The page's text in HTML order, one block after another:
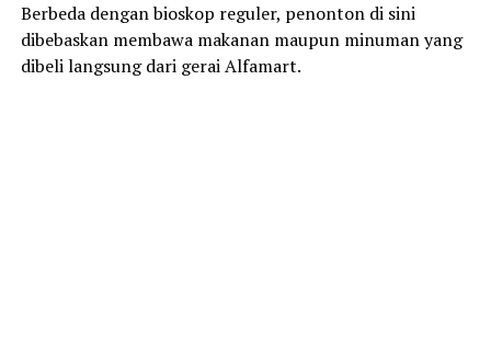
Berbeda dengan bioskop reguler, penonton di sini
dibebaskan membawa makanan maupun minuman yang
dibeli langsung dari gerai Alfamart.